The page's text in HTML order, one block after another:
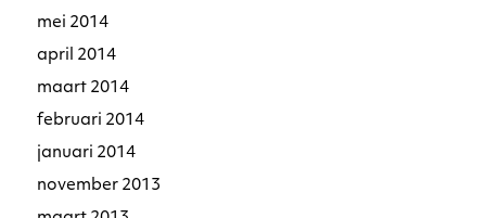
mei 2014
april 2014
maart 2014
februari 2014
januari 2014
november 2013